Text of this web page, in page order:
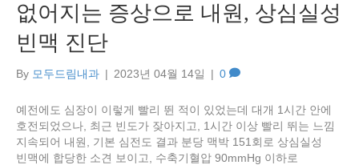
없어지는 증상으로 내원, 상심실성
빈맥 진단
By 모두드림내과 | 2023년 04월 14일 | 0
예전에도 심장이 이렇게 빨리 뛴 적이 있었는데 대개 1시간 안에
호전되었으나, 최근 빈도가 잦아지고, 1시간 이상 빨리 뛰는 느낌
지속되어 내원, 기본 심전도 결과 분당 맥박 151회로 상심실성
빈맥에 합당한 소견 보이고, 수축기혈압 90mmHg 이하로